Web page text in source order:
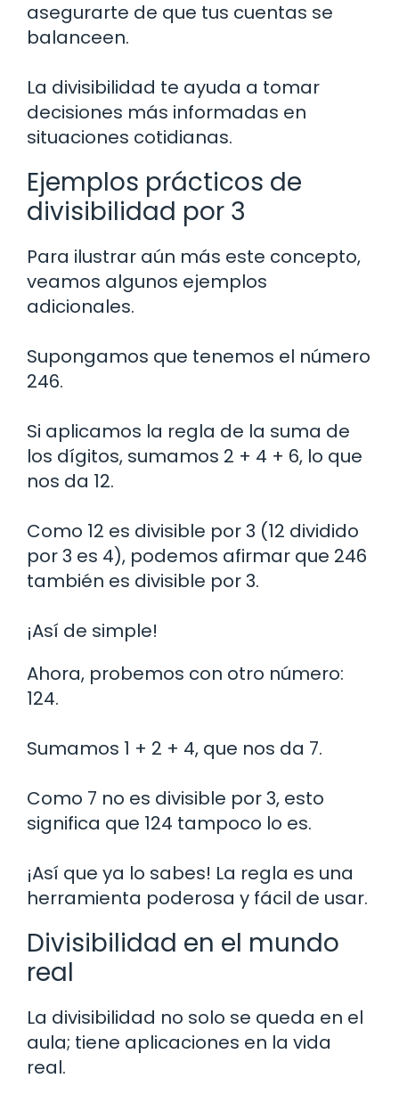
asegurarte de que tus cuentas se
balanceen.
La divisibilidad te ayuda a tomar
decisiones más informadas en
situaciones cotidianas.
Ejemplos prácticos de
divisibilidad por 3
Para ilustrar aún más este concepto,
veamos algunos ejemplos
adicionales.
Supongamos que tenemos el número
246.
Si aplicamos la regla de la suma de
los dígitos, sumamos 2 + 4 + 6, lo que
nos da 12.
Como 12 es divisible por 3 (12 dividido
por 3 es 4), podemos afirmar que 246
también es divisible por 3.
¡Así de simple!
Ahora, probemos con otro número:
124.
Sumamos 1 + 2 + 4, que nos da 7.
Como 7 no es divisible por 3, esto
significa que 124 tampoco lo es.
¡Así que ya lo sabes! La regla es una
herramienta poderosa y fácil de usar.
Divisibilidad en el mundo
real
La divisibilidad no solo se queda en el
aula; tiene aplicaciones en la vida
real.